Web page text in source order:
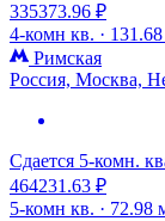
335373.96 ₽
4-комн кв. · 131.68
Римская
Россия, Москва,
Сдается 5-комн.
464231.63 ₽
5-комн кв. · 72.98